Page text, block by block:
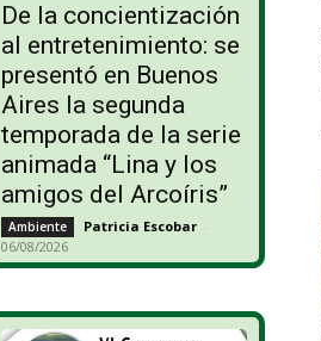
De la concientización
al entretenimiento: se
presentó en Buenos
Aires la segunda
temporada de la serie
animada “Lina y los
amigos del Arcoíris”
Ambiente Patricia Escobar -
06/08/2026